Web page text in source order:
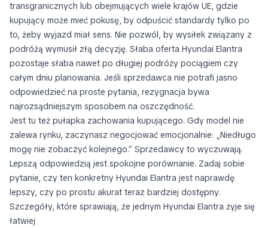
transgranicznych lub obejmujących wiele krajów UE, gdzie
kupujący może mieć pokusę, by odpuścić standardy tylko po
to, żeby wyjazd miał sens. Nie pozwól, by wysiłek związany z
podróżą wymusił złą decyzję. Słaba oferta Hyundai Elantra
pozostaje słaba nawet po długiej podróży pociągiem czy
całym dniu planowania. Jeśli sprzedawca nie potrafi jasno
odpowiedzieć na proste pytania, rezygnacja bywa
najrozsądniejszym sposobem na oszczędność.
Jest tu też pułapka zachowania kupującego. Gdy model nie
zalewa rynku, zaczynasz negocjować emocjonalnie: „Niedługo
mogę nie zobaczyć kolejnego.” Sprzedawcy to wyczuwają.
Lepszą odpowiedzią jest spokojne porównanie. Zadaj sobie
pytanie, czy ten konkretny Hyundai Elantra jest naprawdę
lepszy, czy po prostu akurat teraz bardziej dostępny.
Szczegóły, które sprawiają, że jednym Hyundai Elantra żyje się
łatwiej